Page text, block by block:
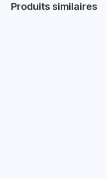
Produits similaires